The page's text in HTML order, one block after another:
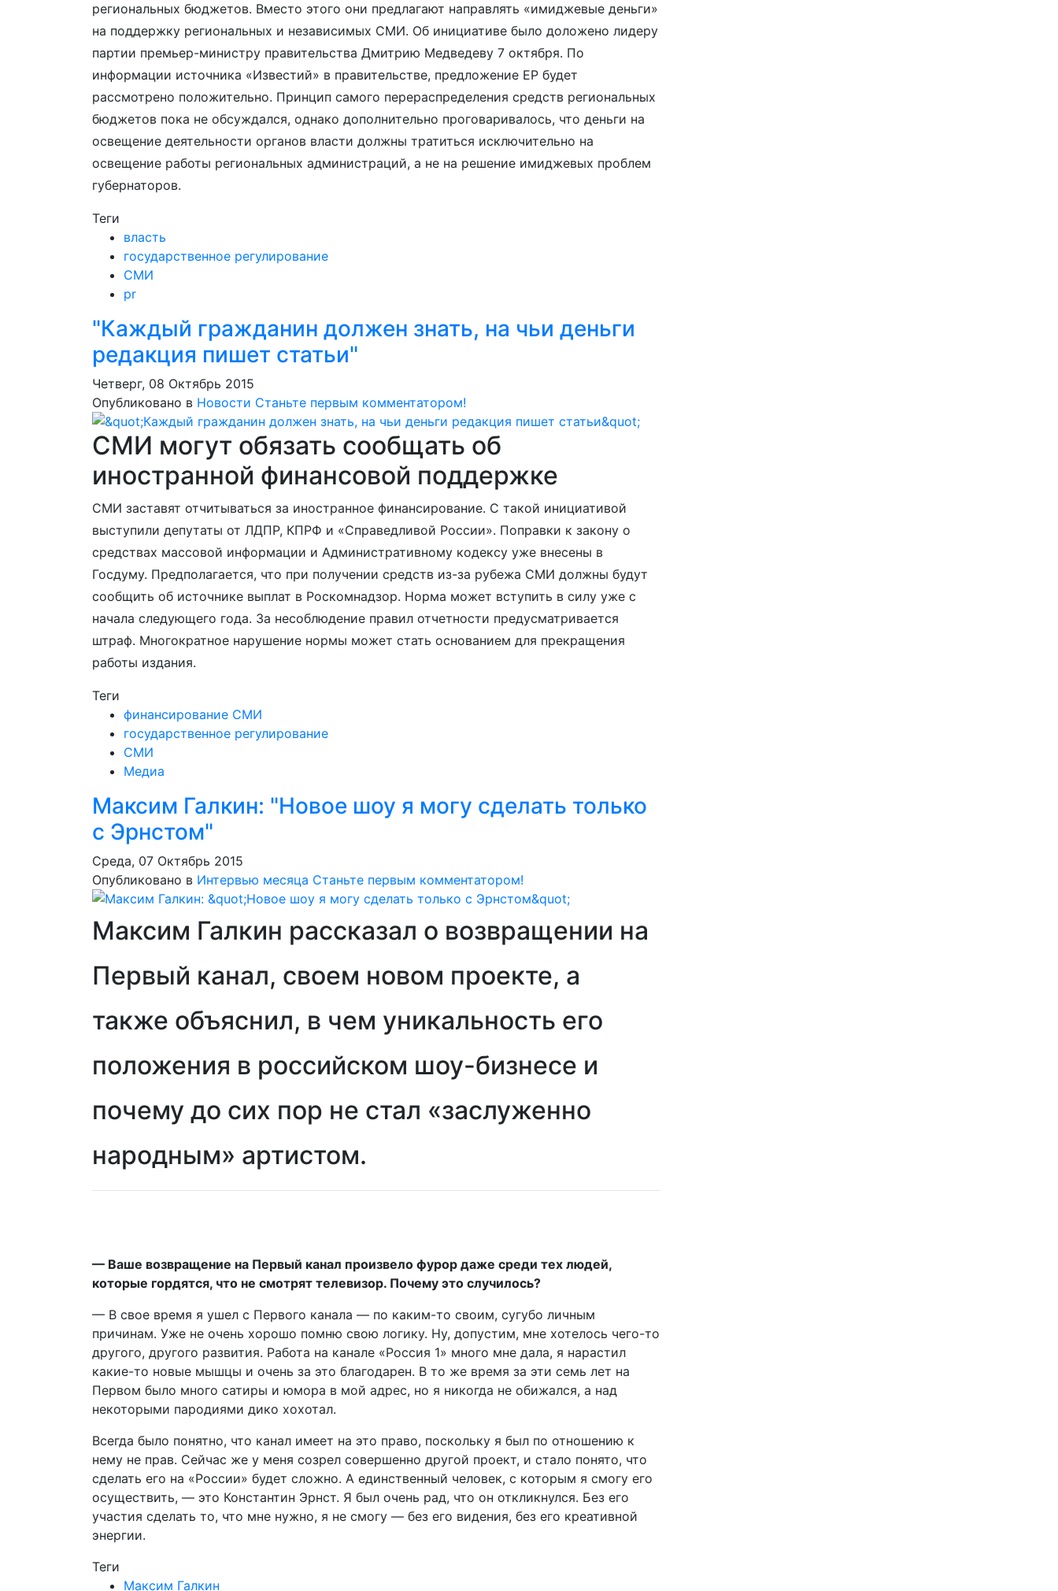
региональных бюджетов. Вместо этого они предлагают направлять «имиджевые деньги»
на поддержку региональных и независимых СМИ. Об инициативе было доложено лидеру
партии премьер-министру правительства Дмитрию Медведеву 7 октября. По
информации источника «Известий» в правительстве, предложение ЕР будет
рассмотрено положительно. Принцип самого перераспределения средств региональных
бюджетов пока не обсуждался, однако дополнительно проговаривалось, что деньги на
освещение деятельности органов власти должны тратиться исключительно на
освещение работы региональных администраций, а не на решение имиджевых проблем
губернаторов.
Теги
власть
государственное регулирование
СМИ
pr
"Каждый гражданин должен знать, на чьи деньги
редакция пишет статьи"
Четверг, 08 Октябрь 2015
Опубликовано в Новости Станьте первым комментатором!
СМИ могут обязать сообщать об
иностранной финансовой поддержке
СМИ заставят отчитываться за иностранное финансирование. С такой инициативой
выступили депутаты от ЛДПР, КПРФ и «Справедливой России». Поправки к закону о
средствах массовой информации и Административному кодексу уже внесены в
Госдуму. Предполагается, что при получении средств из-за рубежа СМИ должны будут
сообщить об источнике выплат в Роскомнадзор. Норма может вступить в силу уже с
начала следующего года. За несоблюдение правил отчетности предусматривается
штраф. Многократное нарушение нормы может стать основанием для прекращения
работы издания.
Теги
финансирование СМИ
государственное регулирование
СМИ
Медиа
Максим Галкин: "Новое шоу я могу сделать только
с Эрнстом"
Среда, 07 Октябрь 2015
Опубликовано в Интервью месяца Станьте первым комментатором!
Максим Галкин рассказал о возвращении на
Первый канал, своем новом проекте, а
также объяснил, в чем уникальность его
положения в российском шоу-бизнесе и
почему до сих пор не стал «заслуженно
народным» артистом.
— Ваше возвращение на Первый канал произвело фурор даже среди тех людей,
которые гордятся, что не смотрят телевизор. Почему это случилось?
— В свое время я ушел с Первого канала — по каким-то своим, сугубо личным
причинам. Уже не очень хорошо помню свою логику. Ну, допустим, мне хотелось чего-то
другого, другого развития. Работа на канале «Россия 1» много мне дала, я нарастил
какие-то новые мышцы и очень за это благодарен. В то же время за эти семь лет на
Первом было много сатиры и юмора в мой адрес, но я никогда не обижался, а над
некоторыми пародиями дико хохотал.
Всегда было понятно, что канал имеет на это право, поскольку я был по отношению к
нему не прав. Сейчас же у меня созрел совершенно другой проект, и стало понято, что
сделать его на «России» будет сложно. А единственный человек, с которым я смогу его
осуществить, — это Константин Эрнст. Я был очень рад, что он откликнулся. Без его
участия сделать то, что мне нужно, я не смогу — без его видения, без его креативной
энергии.
Теги
Максим Галкин